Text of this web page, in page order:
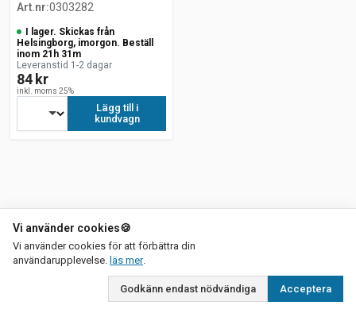
Art.nr:0303282
I lager. Skickas från
Helsingborg, imorgon. Beställ
inom 21h 31m
Leveranstid 1-2 dagar
84 kr
inkl. moms 25%
Lägg till i
kundvagn
Vi använder cookies🍪
Vi använder cookies för att förbättra din
användarupplevelse. läs merom vår integritetspolicy
.
Godkänn endast nödvändiga Acceptera